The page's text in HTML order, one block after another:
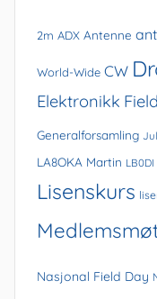
2m ADX Antenne
World-Wide CW
Elektronikk
Generalforsamling Jul
LA8OKA Martin
Lisenskurs
Nasjonal Field Day